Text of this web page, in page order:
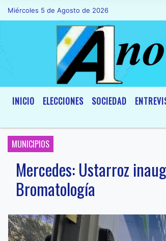
Miércoles 5 de Agosto de 2026Hoy es Miércoles 5 de
INICIO ELECCIONES SOCIEDAD
MUNICIPIOS
Mercedes: Ustarroz
Bromatología